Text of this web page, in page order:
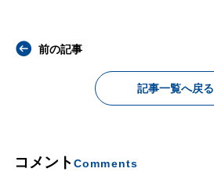
前の記事
記事一覧へ戻る
コメントComments